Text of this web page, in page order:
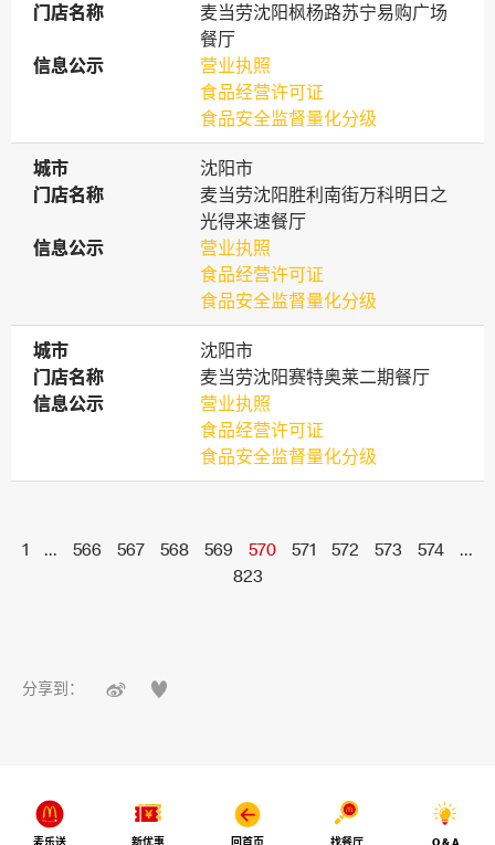
门店名称
门店名称
麦当劳沈阳枫杨路苏宁易购广场
餐厅
信息公示
信息公示
营业执照
食品经营许可证
食品安全监督量化分级
城市
城市
沈阳市
门店名称
门店名称
麦当劳沈阳胜利南街万科明日之
光得来速餐厅
信息公示
信息公示
营业执照
食品经营许可证
食品安全监督量化分级
城市
城市
沈阳市
门店名称
门店名称
麦当劳沈阳赛特奥莱二期餐厅
信息公示
信息公示
营业执照
食品经营许可证
食品安全监督量化分级
1 ... 566 567 568 569 570 571 572 573 574
...
823
分享到：  